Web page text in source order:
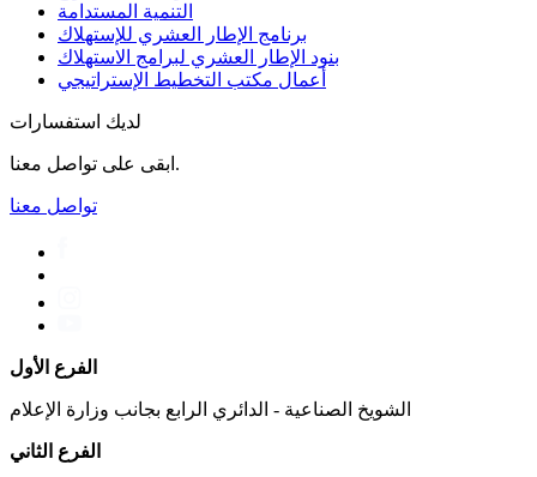
التنمية المستدامة
برنامج الإطار العشري للإستهلاك
بنود الإطار العشري لبرامج الاستهلاك
أعمال مكتب التخطیط الإستراتیجي
لديك استفسارات
ابقى على تواصل معنا.
تواصل معنا
الفرع الأول
الشويخ الصناعية - الدائري الرابع بجانب وزارة الإعلام
الفرع الثاني